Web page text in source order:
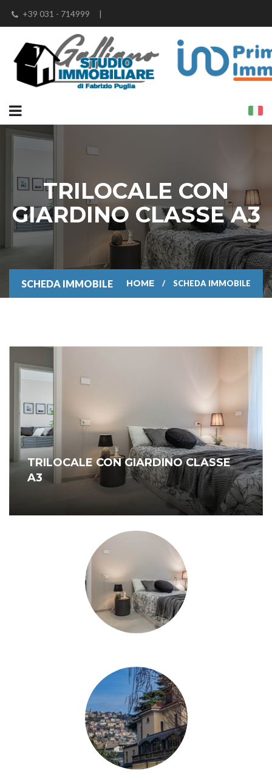
+39 031 - 714999 |
info@studioimmobiliaregalliano.it
fabrizio@studioimmobiliaregalliano.it |
TRILOCALE CON
GIARDINO CLASSE A3
SCHEDA IMMOBILE HOME SCHEDA IMMOBILE
TRILOCALE CON GIARDINO CLASSE
A3